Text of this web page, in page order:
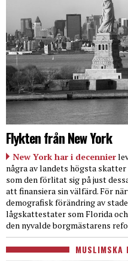
Flykten från New York
New York har i decennier
några av landets högsta
som den förlitat sig på just
att finansiera sin välfärd. För
demografisk förändring av
lågskattestater som Florida
den nyvalde borgmästarens
MUSLIMSKA